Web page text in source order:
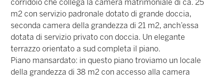
corridoio che collega la camera matrimoniale di ca. 25
m2 con servizio padronale dotato di grande doccia,
seconda camera della grandezza di 21 m2, anch’essa
dotata di servizio privato con doccia. Un elegante
terrazzo orientato a sud completa il piano.
Piano mansardato: in questo piano troviamo un locale
della grandezza di 38 m2 con accesso alla camera